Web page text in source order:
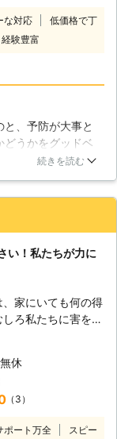
では直りきらなか
理も、スムーズに
ていただけるサー
さい。
まいの中で床が軋
羽アリがいるのを
底したシロアリ駆
安全をお届けいた
息していて、シロ
シロアリよりも食
当社は近年増えて
リ駆除にも豊富な
、ご依頼いただけ
アリ駆除を行い、
ない安心のサービ
だきます。
な対応
低価格で丁
経験豊富
、予防が大事と
どうかをグッドベ
、発生した形跡は
ます。
続きを読む
い！私たちが力に
家にいても何の得
ろ私たちに害を与
。そのために害虫
やらないと意味が
駆除をしてしまっ
らせてしまいま
数が多いので、下
たちアールズホー
休
（3）
ポート万全
スピー